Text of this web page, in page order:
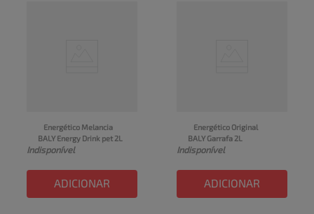
Energético Melancia
BALY Energy Drink pet 2L
Indisponível
ADICIONAR
Energético Original
BALY Garrafa 2L
Indisponível
ADICIONAR